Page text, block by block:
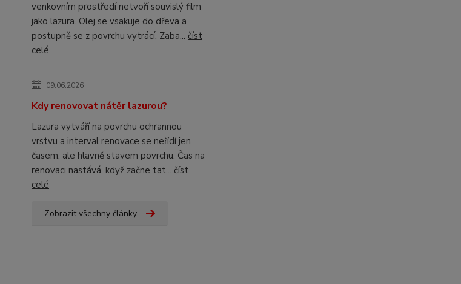
venkovním prostředí netvoří souvislý film
jako lazura. Olej se vsakuje do dřeva a
postupně se z povrchu vytrácí. Zaba... číst
celé
09.06.2026
Kdy renovovat nátěr lazurou?
Lazura vytváří na povrchu ochrannou
vrstvu a interval renovace se neřídí jen
časem, ale hlavně stavem povrchu. Čas na
renovaci nastává, když začne tat... číst
celé
Zobrazit všechny články